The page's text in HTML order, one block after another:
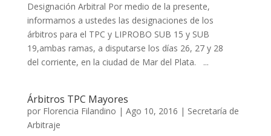
Designación Arbitral Por medio de la presente,
informamos a ustedes las designaciones de los
árbitros para el TPC y LIPROBO SUB 15 y SUB
19,ambas ramas, a disputarse los días 26, 27 y 28
del corriente, en la ciudad de Mar del Plata. ...
Árbitros TPC Mayores
por Florencia Filandino | Ago 10, 2016 | Secretaría de
Arbitraje